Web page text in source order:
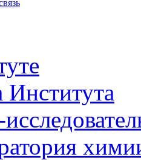
Института